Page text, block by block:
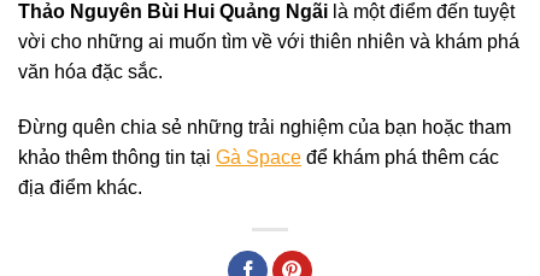
Thảo Nguyên Bùi Hui Quảng Ngãi là một điểm đến tuyệt
vời cho những ai muốn tìm về với thiên nhiên và khám phá
văn hóa đặc sắc.
Đừng quên chia sẻ những trải nghiệm của bạn hoặc tham
khảo thêm thông tin tại Gà Space để khám phá thêm các
địa điểm khác.